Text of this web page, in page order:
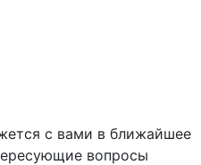
с вами в ближайшее
вопросы